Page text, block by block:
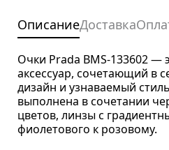
ОписаниеДоставка
Очки Prada BMS-133602 —
аксессуар, сочетающий в
дизайн и узнаваемый
выполнена в сочетании
цветов, линзы с
фиолетового к розовому.